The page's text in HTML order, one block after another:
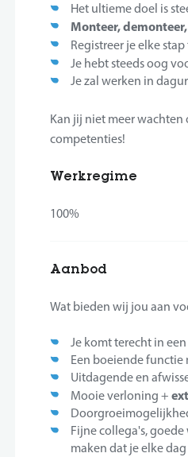
Het ultieme doel is
Monteer,
Registreer je elke
Je hebt steeds oog
Je zal werken in
Kan jij niet meer wachten
competenties!
Werkregime
100%
Aanbod
Wat bieden wij jou aan
Je komt terecht in
Een boeiende
Uitdagende en
Mooie verloning +
Fijne collega's,
maken dat je elke